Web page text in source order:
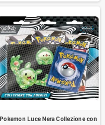
Pokemon Luce Nera Collezione con